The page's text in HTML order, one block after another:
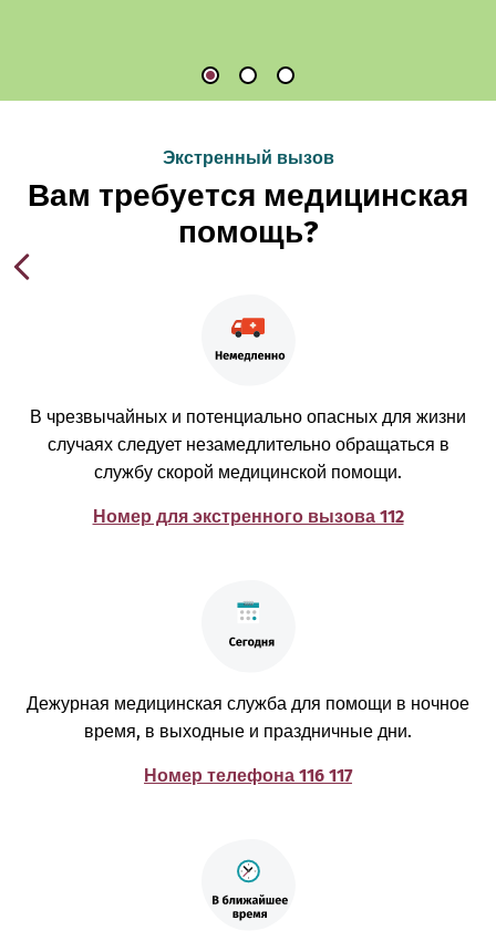
Экстренный вызов
Вам требуется медицинская
помощь?
В чрезвычайных и потенциально опасных для жизни
случаях следует незамедлительно обращаться в
службу скорой медицинской помощи.
Номер для экстренного вызова 112
Дежурная медицинская служба для помощи в ночное
время, в выходные и праздничные дни.
Номер телефона 116 117